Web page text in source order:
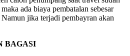
ada biaya pembatalan sebesar
jika terjadi pembayran akan
BAGASI